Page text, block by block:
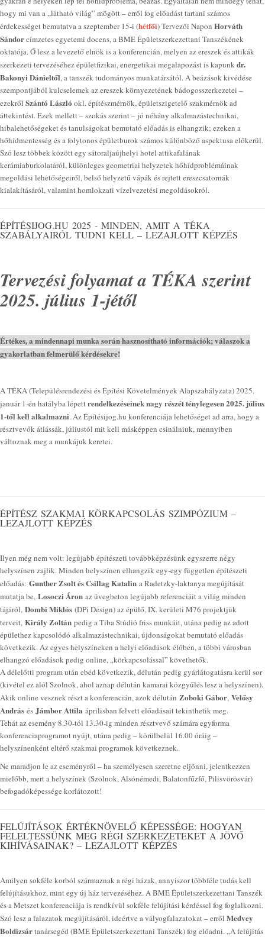
hogy mi van a „látható világ” mögött – erről fog előadást tartani számos
érdekességet bemutatva a szeptember 15-i (hétfői) Tervezői Napon Horváth
Sándorcímzetes egyetemi docens, a BME Épületszerkezettani Tanszékének
oktatója. Ő lesz a levezető elnök is a konferencián, melyen az ereszek és attikák
szerkezeti tervezéséhez épületfizikai, energetikai megalapozást is kapunkdr.
Bakonyi Dánieltől, a tanszék tudományos munkatársától. A beázások kivédése
szempontjából kulcselemek az ereszek környezetének bádogosszerkezetei –
ezekről Szántó László okl. építészmérnök, épületszigetelő szakmérnök ad
áttekintést. Ezek mellett – szokás szerint – jó néhány alkalmazástechnikai,
hibalehetőségeket és tanulságokat bemutató előadás is elhangzik; ezeken a
hőhídmentesség és a folytonos épületburok számos különböző aspektusa előkerül.
Szó lesz többek között egy sátoraljaújhelyi hotel attikafalának
kerámiaburkolatáról, különleges geometriai helyzetek hőhídproblémáinak
megoldási lehetőségeiről, belső helyzetű vápák és rejtett ereszcsatornák
kialakításáról, valamint homlokzati vízelvezetési megoldásokról.
ÉPÍTÉSIJOG.HU 2025 - MINDEN, AMIT A TÉKA
SZABÁLYAIRÓL TUDNI KELL – LEZAJLOTT KÉPZÉS
Tervezési folyamat a TÉKA szerint
2025. július 1-jétől
Értékes, a mindennapi munka során hasznosítható információk; válaszok a
gyakorlatban felmerülő kérdésekre!
A TÉKA (Településrendezési és Építési Követelmények Alapszabályzata) 2025.
január 1-én hatályba lépettrendelkezéseinek nagy részét ténylegesen 2025. július
1-től kell alkalmazni. Az Építésijog.hu konferenciája lehetőséget ad arra, hogy a
résztvevők átlássák, júliustól mit kell másképpen csinálniuk, mennyiben
változnak meg a munkájuk keretei.
ÉPÍTÉSZ SZAKMAI KÖRKAPCSOLÁS SZIMPÓZIUM –
LEZAJLOTT KÉPZÉS
Ilyen még nem volt: legújabb építészeti továbbképzésünk egyszerre négy
helyszínen zajlik. Minden helyszínen elhangzik egy-egy független építészeti
előadás: Gunther Zsolt és Csillag Katalin a Radetzky-laktanya megújítását
mutatja be, Losoczi Áron az üvegbeton legújabb referenciáit a világ minden
tájáról, Dombi Miklós (DPi Design) az épülő, IX. kerületi M76 projektjük
terveit, Király Zoltán pedig a Tiba Stúdió friss munkáit, utána pedig az adott
épülethez kapcsolódó alkalmazástechnikai, újdonságokat bemutató előadás
következik. Az egyes helyszíneken a helyi előadások élőben, a többi városban
elhangzó előadások pedig online, „körkapcsolással” követhetők.
A délelőtti program után ebéd következik, délután pedig gyárlátogatásra kerül sor
(kivétel ez alól Szolnok, ahol aznap délután kamarai közgyűlés lesz a helyszínen).
Akik online vesznek részt a konferencián, azok délután Zoboki Gábor, Velősy
András és Jámbor Attila áprilisban felvett előadásait tekinthetik meg.
Tehát az esemény 8.30-tól 13.30-ig minden résztvevő számára egyforma
konferenciaprogramot nyújt, utána pedig – körülbelül 16.00 óráig –
helyszínenként eltérő szakmai programok következnek.
Ne maradjon le az eseményről – ha személyesen szeretne eljönni, jelentkezzen
mielőbb, mert a helyszínek (Szolnok, Alsónémedi, Balatonfűzfő, Pilisvörösvár)
befogadóképessége korlátozott!
FELÚJÍTÁSOK ÉRTÉKNÖVELŐ KÉPESSÉGE: HOGYAN
FELELTESSÜNK MEG RÉGI SZERKEZETEKET A JÖVŐ
KIHÍVÁSAINAK? – LEZAJLOTT KÉPZÉS
Amilyen sokféle korból származnak a régi házak, annyiszor többféle tudás kell
felújításukhoz, mint egy új ház tervezéséhez. A BME Épületszerkezettani Tanszék
és a Metszet konferenciája is rendkívül sokféle felújítási kérdéssel fog foglalkozni.
Szó lesz a falazatok megújításáról, ideértve a vályogfalazatokat – erről Medvey
Boldizsártanársegéd (BME Épületszerkezettani Tanszék) fog előadni. „A felújítás